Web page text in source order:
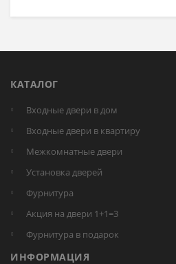
КАТАЛОГ
Входные двери в дом
Входные двери в квартиру
Межкомнатные двери
Установка дверей
Фурнитура
Акция на двери 1+1=3
Фурнитура в подарок
ИНФОРМАЦИЯ